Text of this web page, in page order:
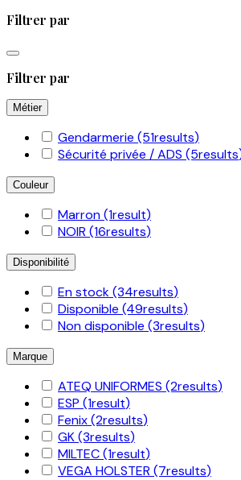
Filtrer par
Filtrer par
Métier
Gendarmerie (51results)
Sécurité privée / ADS (5results
Couleur
Marron(1result)
NOIR (16results)
Disponibilité
En stock(34results)
Disponible (49results)
Non disponible (3results)
Marque
ATEQ UNIFORMES (2results)
ESP (1result)
Fenix(2results)
GK(3results)
MILTEC(1result)
VEGA HOLSTER (7results)